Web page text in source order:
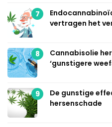
7
vertragen het
8
Cannabisolie
‘gunstigere
9
De gunstige
hersenschade